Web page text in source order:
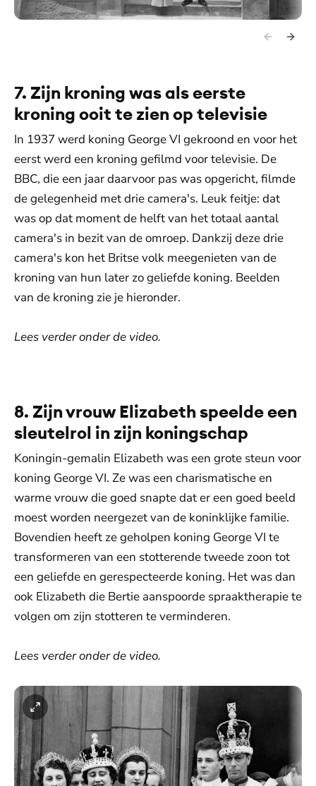
7. Zijn kroning was als eerste
kroning ooit te zien op televisie
In 1937 werd koning George VI gekroond en voor het
eerst werd een kroning gefilmd voor televisie. De
BBC, die een jaar daarvoor pas was opgericht, filmde
de gelegenheid met drie camera's. Leuk feitje: dat
was op dat moment de helft van het totaal aantal
camera's in bezit van de omroep. Dankzij deze drie
camera's kon het Britse volk meegenieten van de
kroning van hun later zo geliefde koning. Beelden
van de kroning zie je hieronder.
Lees verder onder de video.
8. Zijn vrouw Elizabeth speelde een
sleutelrol in zijn koningschap
Koningin-gemalin Elizabeth was een grote steun voor
koning George VI. Ze was een charismatische en
warme vrouw die goed snapte dat er een goed beeld
moest worden neergezet van de koninklijke familie.
Bovendien heeft ze geholpen koning George VI te
transformeren van een stotterende tweede zoon tot
een geliefde en gerespecteerde koning. Het was dan
ook Elizabeth die Bertie aanspoorde spraaktherapie te
volgen om zijn stotteren te verminderen.
Lees verder onder de video.